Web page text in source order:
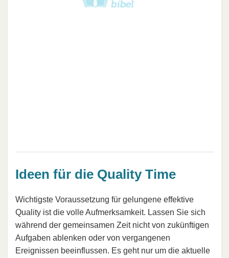
Ideen für die Quality Time
Wichtigste Voraussetzung für gelungene effektive
Quality ist die volle Aufmerksamkeit. Lassen Sie sich
während der gemeinsamen Zeit nicht von zukünftigen
Aufgaben ablenken oder von vergangenen
Ereignissen beeinflussen. Es geht nur um die aktuelle